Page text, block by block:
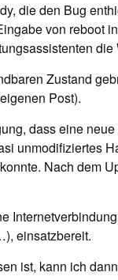
die den Bug
von reboot
Zustand
Post).
dass eine
unmodifiziertes
Nach dem
einsatzbereit.
ist, kann ich